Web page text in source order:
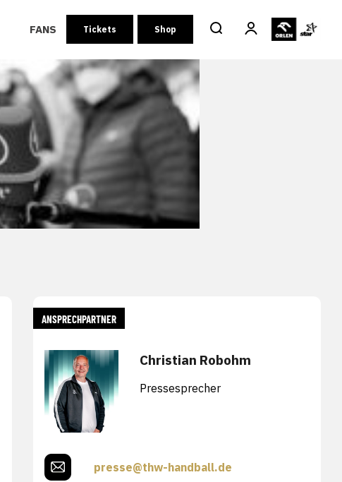
FANS Tickets Shop
ANSPRECHPARTNER
Christian Robohm
Pressesprecher
presse@thw-handball.de